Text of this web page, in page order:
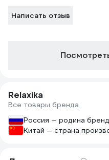
Написать отзыв
Relaxika
Все товары бренда
Россия — родина
Китай — страна